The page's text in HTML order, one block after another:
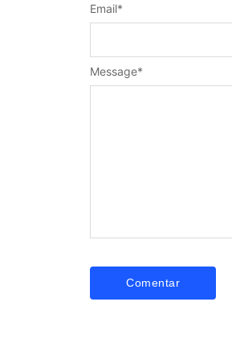
Message*
Email*